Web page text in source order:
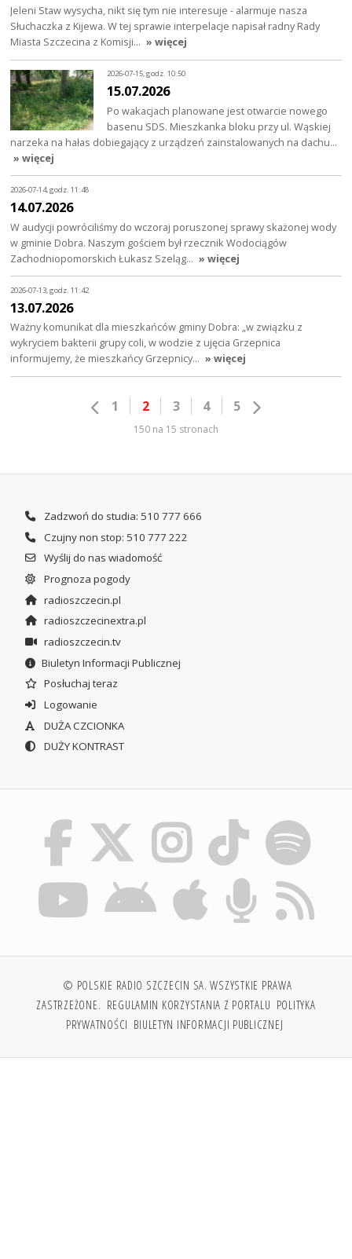
Jeleni Staw wysycha, nikt się tym nie interesuje - alarmuje nasza
Słuchaczka z Kijewa. W tej sprawie interpelacje napisał radny Rady
Miasta Szczecina z Komisji… » więcej
2026-07-15, godz. 10:50
15.07.2026
Po wakacjach planowane jest otwarcie nowego
basenu SDS. Mieszkanka bloku przy ul. Wąskiej
narzeka na hałas dobiegający z urządzeń zainstalowanych na dachu…
» więcej
2026-07-14, godz. 11:48
14.07.2026
W audycji powróciliśmy do wczoraj poruszonej sprawy skażonej wody
w gminie Dobra. Naszym gościem był rzecznik Wodociągów
Zachodniopomorskich Łukasz Szeląg… » więcej
2026-07-13, godz. 11:42
13.07.2026
Ważny komunikat dla mieszkańców gminy Dobra: „w związku z
wykryciem bakterii grupy coli, w wodzie z ujęcia Grzepnica
informujemy, że mieszkańcy Grzepnicy… » więcej
1 2 3 4 5
150 na 15 stronach
Zadzwoń do studia: 510 777 666
Czujny non stop: 510 777 222
Wyślij do nas wiadomość
Prognoza pogody
radioszczecin.pl
radioszczecinextra.pl
radioszczecin.tv
Biuletyn Informacji Publicznej
Posłuchaj teraz
Logowanie
DUŻA CZCIONKA
DUŻY KONTRAST
© POLSKIE RADIO SZCZECIN SA. WSZYSTKIE PRAWA
ZASTRZEŻONE. REGULAMIN KORZYSTANIA Z PORTALU POLITYKA
PRYWATNOŚCI BIULETYN INFORMACJI PUBLICZNEJ